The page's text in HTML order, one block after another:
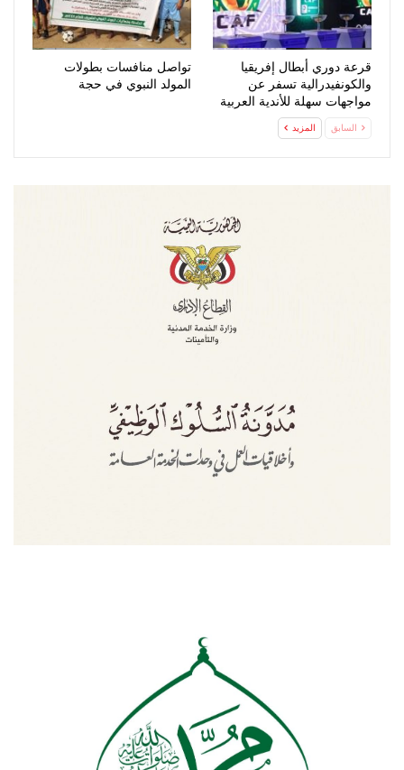
قرعة دوري أبطال إفريقيا
والكونفيدرالية تسفر عن
مواجهات سهلة للأندية العربية
تواصل منافسات بطولات
المولد النبوي في حجة
السابق المزيد